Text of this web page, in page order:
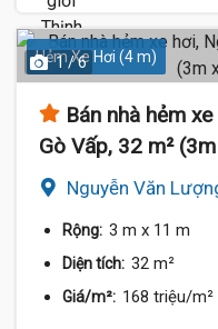
Hẻm Xe Hơi (4 m)
1 / 6
Bán nhà hẻm
Gò Vấp, 32 m²
Nguyễn Văn
Rộng: 3 m x 11 m
Diện tích: 32 m²
Giá/m²: 168 triệu/m²